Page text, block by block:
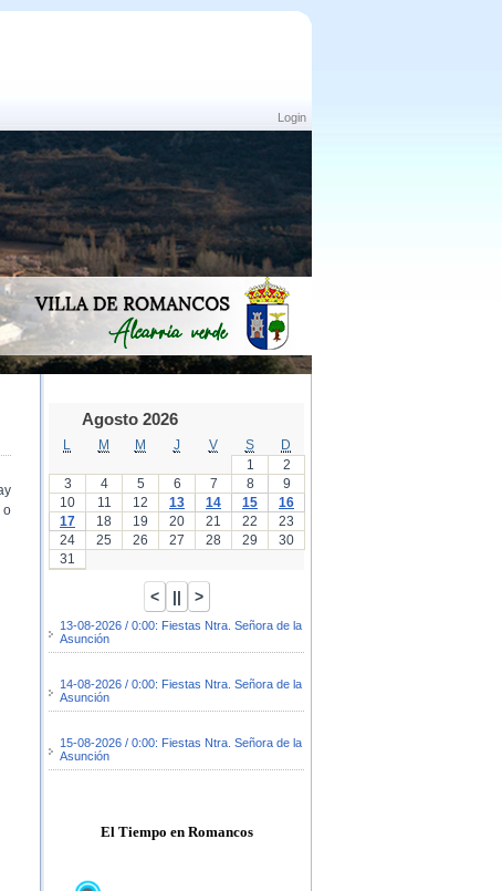
Login
o
Agosto 2026
M M J V S
D
1
2
3
4 5 6 7 8
9
10
11 12 13 14 15
16
17
18 19 20 21 22
23
24
25 26 27 28 29
30
31
13-08-2026 / 0:00: Fiestas Ntra. Señora de la
Asunción
14-08-2026 / 0:00: Fiestas Ntra. Señora de la
Asunción
15-08-2026 / 0:00: Fiestas Ntra. Señora de la
Asunción
El Tiempo en Romancos